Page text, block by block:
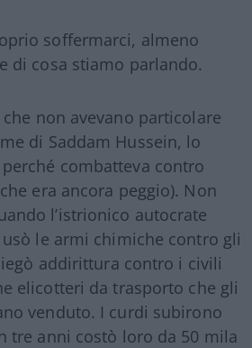
soffermarci, almeno
di cosa stiamo parlando.
non avevano particolare
di Saddam Hussein, lo
combatteva contro
era ancora peggio). Non
l’istrionico autocrate
le armi chimiche contro gli
addirittura contro i civili
elicotteri da trasporto che gli
venduto. I curdi subirono
tre anni costò loro da 50 mila